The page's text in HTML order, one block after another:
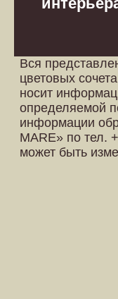
Вся
цветовых
носит
определяемой
информации
MARE» по тел.
может быть